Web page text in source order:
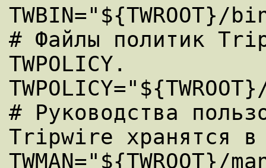
TWBIN="${TWROOT}/
# Файлы политик
TWPOLICY.
# Руководства
Tripwire хранятся в
TWMAN="${TWROOT}/